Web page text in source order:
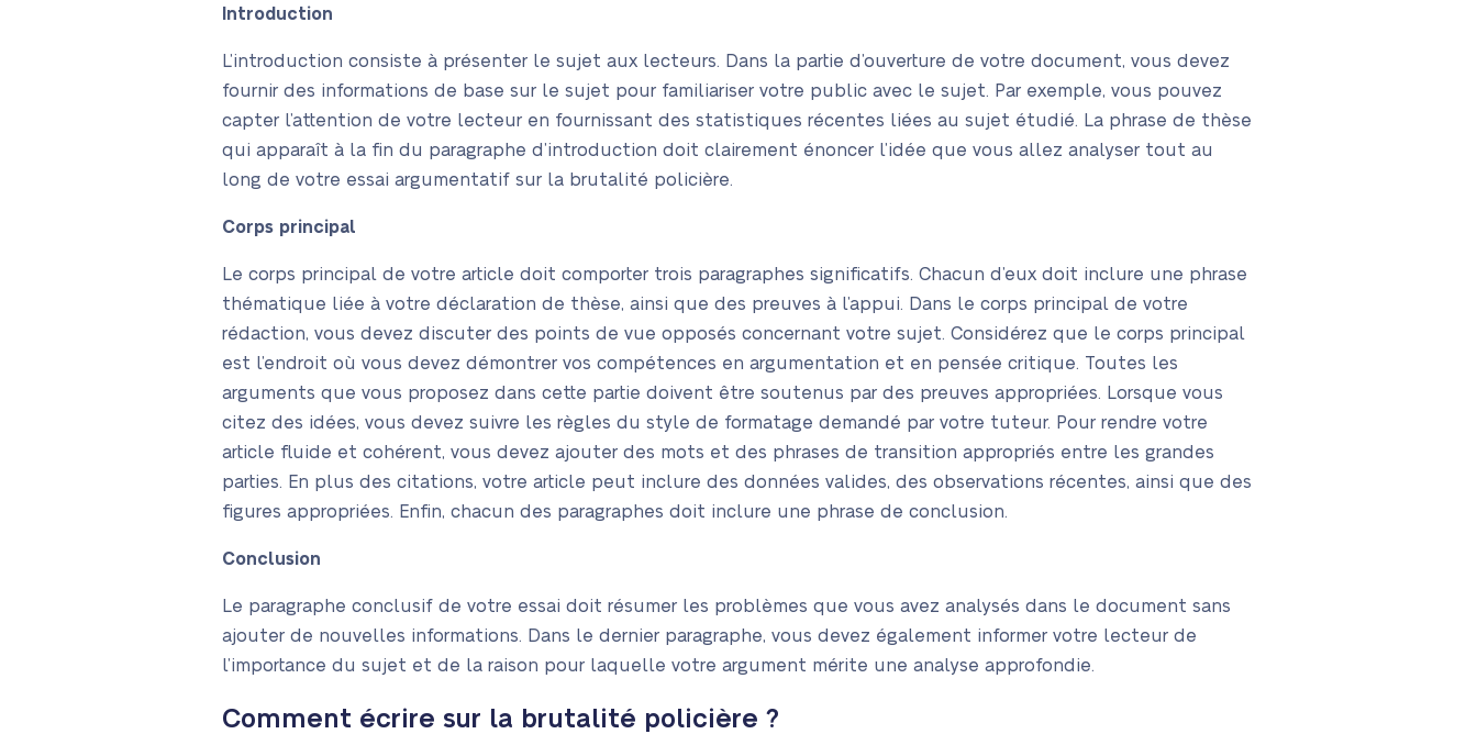
Introduction
L’introduction consiste à présenter le sujet aux lecteurs. Dans la partie d’ouverture de votre document, vous devez
fournir des informations de base sur le sujet pour familiariser votre public avec le sujet. Par exemple, vous pouvez
capter l’attention de votre lecteur en fournissant des statistiques récentes liées au sujet étudié. La phrase de thèse
qui apparaît à la fin du paragraphe d’introduction doit clairement énoncer l’idée que vous allez analyser tout au
long de votre essai argumentatif sur la brutalité policière.
Corps principal
Le corps principal de votre article doit comporter trois paragraphes significatifs. Chacun d’eux doit inclure une phrase
thématique liée à votre déclaration de thèse, ainsi que des preuves à l’appui. Dans le corps principal de votre
rédaction, vous devez discuter des points de vue opposés concernant votre sujet. Considérez que le corps principal
est l’endroit où vous devez démontrer vos compétences en argumentation et en pensée critique. Toutes les
arguments que vous proposez dans cette partie doivent être soutenus par des preuves appropriées. Lorsque vous
citez des idées, vous devez suivre les règles du style de formatage demandé par votre tuteur. Pour rendre votre
article fluide et cohérent, vous devez ajouter des mots et des phrases de transition appropriés entre les grandes
parties. En plus des citations, votre article peut inclure des données valides, des observations récentes, ainsi que des
figures appropriées. Enfin, chacun des paragraphes doit inclure une phrase de conclusion.
Conclusion
Le paragraphe conclusif de votre essai doit résumer les problèmes que vous avez analysés dans le document sans
ajouter de nouvelles informations. Dans le dernier paragraphe, vous devez également informer votre lecteur de
l’importance du sujet et de la raison pour laquelle votre argument mérite une analyse approfondie.
Comment écrire sur la brutalité policière ?